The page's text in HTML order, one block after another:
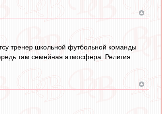
тренер школьной футбольной команды
там семейная атмосфера. Религия